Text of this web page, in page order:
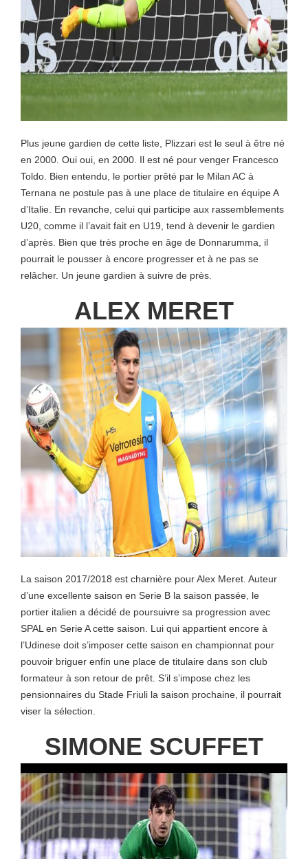
Plus jeune gardien de cette liste, Plizzari est le seul à être né
en 2000. Oui oui, en 2000. Il est né pour venger Francesco
Toldo. Bien entendu, le portier prêté par le Milan AC à
Ternana ne postule pas à une place de titulaire en équipe A
d’Italie. En revanche, celui qui participe aux rassemblements
U20, comme il l’avait fait en U19, tend à devenir le gardien
d’après. Bien que très proche en âge de Donnarumma, il
pourrait le pousser à encore progresser et à ne pas se
relâcher. Un jeune gardien à suivre de près.
ALEX MERET
La saison 2017/2018 est charnière pour Alex Meret. Auteur
d’une excellente saison en Serie B la saison passée, le
portier italien a décidé de poursuivre sa progression avec
SPAL en Serie A cette saison. Lui qui appartient encore à
l’Udinese doit s’imposer cette saison en championnat pour
pouvoir briguer enfin une place de titulaire dans son club
formateur à son retour de prêt. S’il s’impose chez les
pensionnaires du Stade Friuli la saison prochaine, il pourrait
viser la sélection.
SIMONE SCUFFET